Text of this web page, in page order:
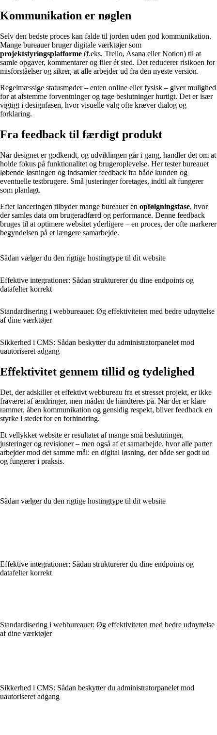
Kommunikation er nøglen
Selv den bedste proces kan falde til jorden uden god kommunikation.
Mange bureauer bruger digitale værktøjer som
projektstyringsplatforme (f.eks. Trello, Asana eller Notion) til at
samle opgaver, kommentarer og filer ét sted. Det reducerer risikoen for
misforståelser og sikrer, at alle arbejder ud fra den nyeste version.
Regelmæssige statusmøder – enten online eller fysisk – giver mulighed
for at afstemme forventninger og tage beslutninger hurtigt. Det er især
vigtigt i designfasen, hvor visuelle valg ofte kræver dialog og
forklaring.
Fra feedback til færdigt produkt
Når designet er godkendt, og udviklingen går i gang, handler det om at
holde fokus på funktionalitet og brugeroplevelse. Her tester bureauet
løbende løsningen og indsamler feedback fra både kunden og
eventuelle testbrugere. Små justeringer foretages, indtil alt fungerer
som planlagt.
Efter lanceringen tilbyder mange bureauer en opfølgningsfase, hvor
der samles data om brugeradfærd og performance. Denne feedback
bruges til at optimere websitet yderligere – en proces, der ofte markerer
begyndelsen på et længere samarbejde.
Sådan vælger du den rigtige hostingtype til dit website
Effektive integrationer: Sådan strukturerer du dine endpoints og
datafelter korrekt
Standardisering i webbureauet: Øg effektiviteten med bedre udnyttelse
af dine værktøjer
Sikkerhed i CMS: Sådan beskytter du administratorpanelet mod
uautoriseret adgang
Effektivitet gennem tillid og tydelighed
Det, der adskiller et effektivt webbureau fra et stresset projekt, er ikke
fraværet af ændringer, men måden de håndteres på. Når der er klare
rammer, åben kommunikation og gensidig respekt, bliver feedback en
styrke i stedet for en forhindring.
Et vellykket website er resultatet af mange små beslutninger,
justeringer og revisioner – men også af et samarbejde, hvor alle parter
arbejder mod det samme mål: en digital løsning, der både ser godt ud
og fungerer i praksis.
Sådan vælger du den rigtige hostingtype til dit website
Effektive integrationer: Sådan strukturerer du dine endpoints og
datafelter korrekt
Standardisering i webbureauet: Øg effektiviteten med bedre udnyttelse
af dine værktøjer
Sikkerhed i CMS: Sådan beskytter du administratorpanelet mod
uautoriseret adgang